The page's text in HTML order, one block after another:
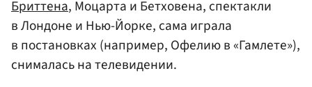
Бриттена, Моцарта и Бетховена, спектакли
в Лондоне и Нью-Йорке, сама играла
в постановках (например, Офелию в «Гамлете»),
снималась на телевидении.